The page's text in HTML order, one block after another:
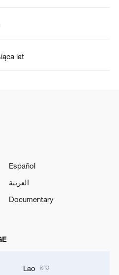
lat
Español
العربية
Documentary
Lao ລາວ